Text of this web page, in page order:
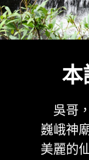
本
吳哥
巍峨神
美麗的